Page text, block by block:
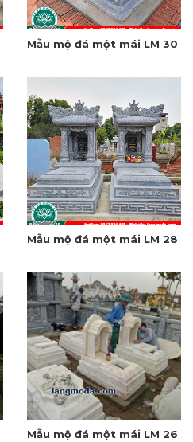
Mẫu mộ đá một mái LM 30
Mẫu mộ đá một mái LM 28
Mẫu mộ đá một mái LM 26